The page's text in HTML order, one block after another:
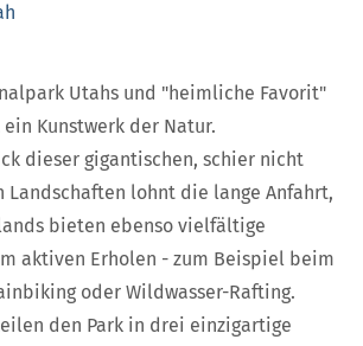
Utahs und "heimliche Favorit"
ein Kunstwerk der Natur.
dieser gigantischen, schier nicht
Landschaften lohnt die lange Anfahrt,
bieten ebenso vielfältige
aktiven Erholen - zum Beispiel beim
oder Wildwasser-Rafting.
den Park in drei einzigartige